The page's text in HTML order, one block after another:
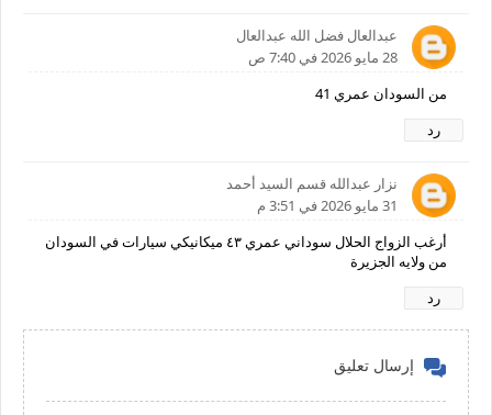
عبدالعال فضل الله عبدالعال
28 مايو 2026 في 7:40 ص
من السودان عمري 41
رد
نزار عبدالله قسم السيد أحمد
31 مايو 2026 في 3:51 م
أرغب الزواج الحلال سوداني عمري ٤٣ ميكانيكي سيارات في السودان
من ولايه الجزيرة
رد
إرسال تعليق